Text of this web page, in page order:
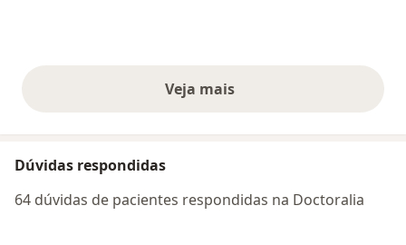
Veja maisopiniões acima
Dúvidas respondidas
64 dúvidas de pacientes respondidas na Doctoralia